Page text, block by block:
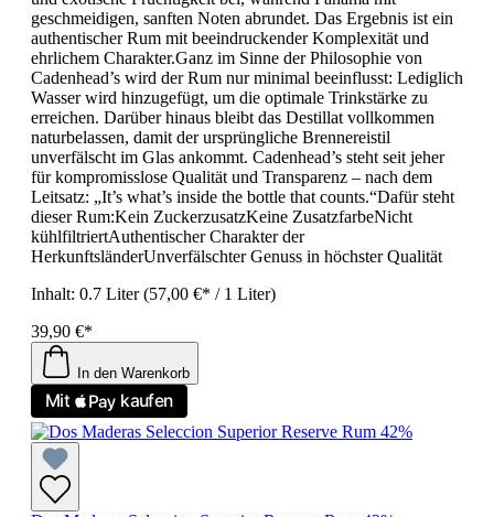
geschmeidigen, sanften Noten abrundet. Das Ergebnis ist ein
authentischer Rum mit beeindruckender Komplexität und
ehrlichem Charakter.Ganz im Sinne der Philosophie von
Cadenhead’s wird der Rum nur minimal beeinflusst: Lediglich
Wasser wird hinzugefügt, um die optimale Trinkstärke zu
erreichen. Darüber hinaus bleibt das Destillat vollkommen
naturbelassen, damit der ursprüngliche Brennereistil
unverfälscht im Glas ankommt. Cadenhead’s steht seit jeher
für kompromisslose Qualität und Transparenz – nach dem
Leitsatz: „It’s what’s inside the bottle that counts.“Dafür steht
dieser Rum:Kein ZuckerzusatzKeine ZusatzfarbeNicht
kühlfiltriertAuthentischer Charakter der
HerkunftsländerUnverfälschter Genuss in höchster Qualität
Inhalt: 0.7 Liter(57,00 €* / 1 Liter)
39,90 €*
In den Warenkorb